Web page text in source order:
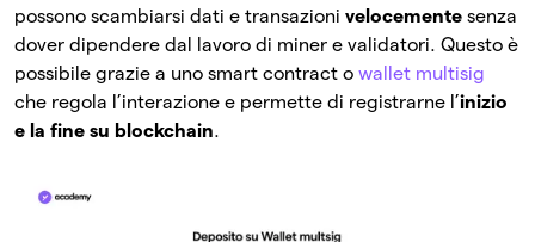
possono scambiarsi dati e transazioni velocemente senza
dover dipendere dal lavoro di miner e validatori. Questo è
possibile grazie a uno smart contract o wallet multisig
che regola l’interazione e permette di registrarne l’inizio
e la fine su blockchain.